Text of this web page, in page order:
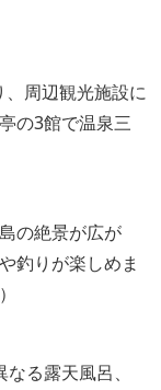
、周辺観光施設に
の3館で温泉三
の絶景が広が
釣りが楽しめま
る露天風呂、